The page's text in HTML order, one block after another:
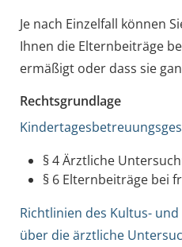
Je nach Einzelfall können
Ihnen die Elternbeiträge
ermäßigt oder dass sie
Rechtsgrundlage
§ 4 Ärztliche
§ 6 Elternbeiträge bei
Richtlinien des Kultus-
über die ärztliche